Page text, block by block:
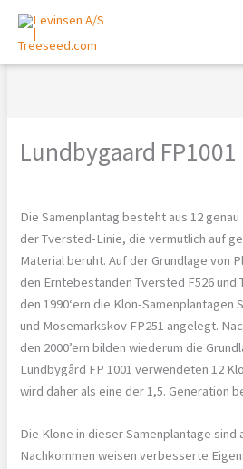
Zum
Inhalt
springen
Lundbygaard FP1001
Die Samenplantag besteht aus 12
der Tversted-Linie, die vermutlich auf
Material beruht. Auf der Grundlage von
den Erntebeständen Tversted F526 und
den 1990‘ern die Klon-
und Mosemarkskov FP251 angelegt.
den 2000’ern bilden wiederum die
Lundbygård FP 1001 verwendeten 12
wird daher als eine der 1,5. Generation
Die Klone in dieser Samenplantage sind
Nachkommen weisen verbesserte